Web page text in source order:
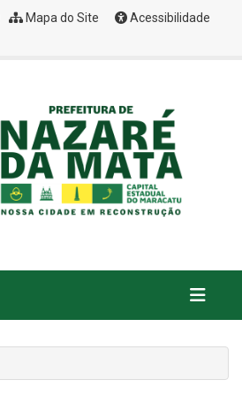
Mapa do Site
Acessibilidade